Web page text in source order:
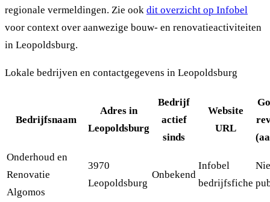
regionale vermeldingen. Zie ook dit overzicht op Infobel
voor context over aanwezige bouw- en renovatieactiviteiten
in Leopoldsburg.
Lokale bedrijven en contactgegevens in Leopoldsburg
Bedrijfsnaam
Adres in
Leopoldsburg
Bedrijf
actief
sinds
Website
URL
Onderhoud en
Renovatie
Algomos
3970
Leopoldsburg
Onbekend
Infobel
bedrijfsfiche